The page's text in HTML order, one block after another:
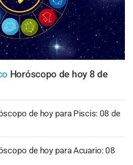
Horóscopo de hoy 8 de
de hoy para Piscis: 08 de
de hoy para Acuario: 08